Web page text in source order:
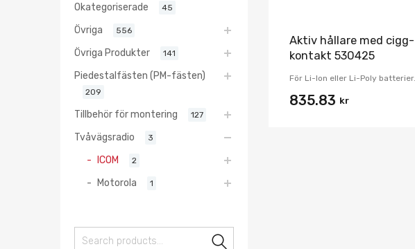
Aktiv hållare med cigg-
kontakt 530425
För Li-Ion eller Li-Poly batterier.
835.83 kr
Okategoriserade 45
Övriga 556
Övriga Produkter 141
Piedestalfästen (PM-fästen)
209
Tillbehör för montering 127
Tvåvägsradio 3
ICOM 2
Motorola 1